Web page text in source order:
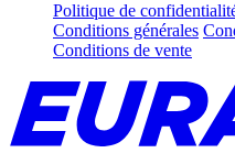
Politique de
Conditions générales
Conditions de vente